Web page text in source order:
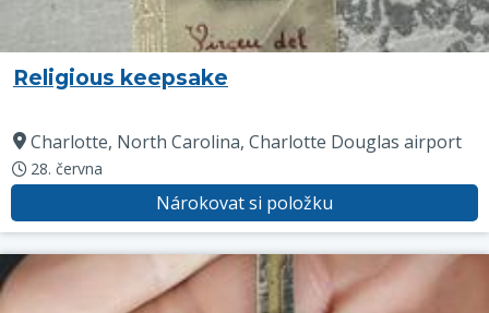
Religious keepsake
Charlotte, North Carolina, Charlotte Douglas airport
28. června
Nárokovat si položku